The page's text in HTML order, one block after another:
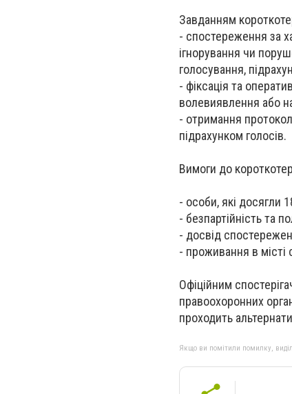
Завданням
- спостереження за
ігнорування чи
голосування,
- фіксація та
волевиявлення або
- отримання
підрахунком голосів.
Вимоги до
- особи, які досягли
- безпартійність та
- досвід
- проживання в
Офіційним
правоохоронних
проходить
Якщо ви помітили помилку,